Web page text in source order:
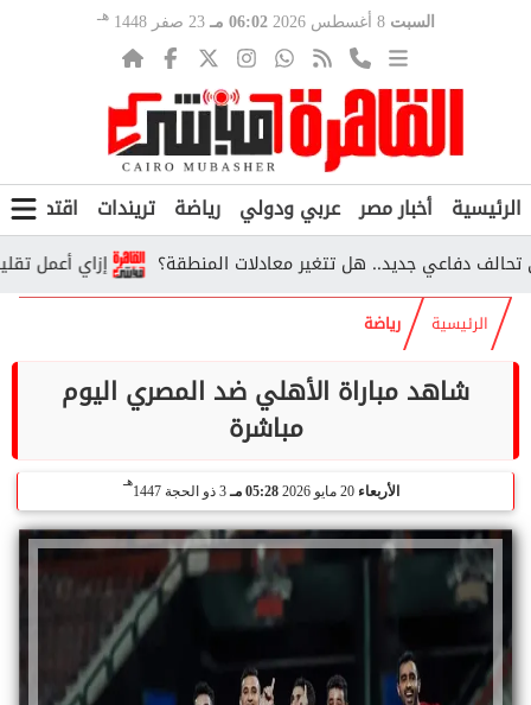
السبت 8 أغسطس 2026 06:02 مـ 23 صفر 1448 هـ
الرئيسية أخبار مصر عربي ودولي رياضة تريندات اقتصاد
إزاي أعمل تقليل اغتراب 2026؟.. الخطوات والشروط دفاعي جديد.. هل تتغير معادلات المنطقة؟
الرئيسية رياضة
شاهد مباراة الأهلي ضد المصري اليوم
مباشرة
الأربعاء 20 مايو 2026 05:28 مـ 3 ذو الحجة 1447
هـ